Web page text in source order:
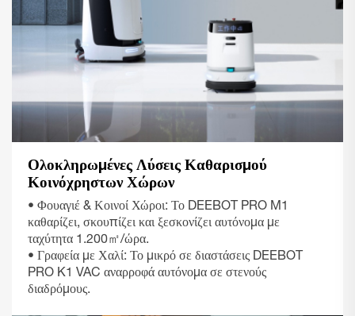
Ολοκληρωμένες Λύσεις Καθαρισμού
Κοινόχρηστων Χώρων
• Φουαγιέ & Κοινοί Χώροι: Το DEEBOT PRO M1
καθαρίζει, σκουπίζει και ξεσκονίζει αυτόνομα με
ταχύτητα 1.200㎡/ώρα.
• Γραφεία με Χαλί: Το μικρό σε διαστάσεις DEEBOT
PRO K1 VAC αναρροφά αυτόνομα σε στενούς
διαδρόμους.